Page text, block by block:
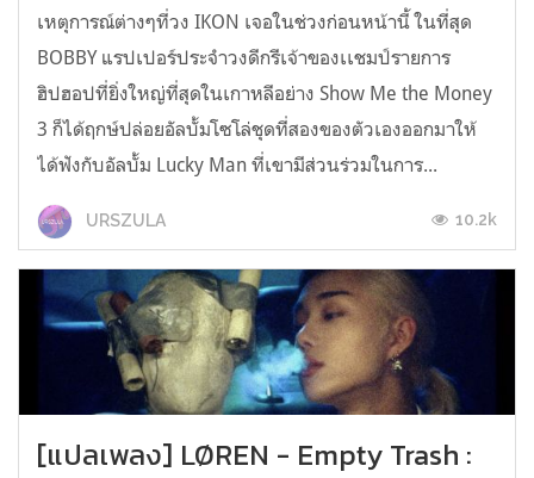
เหตุการณ์ต่างๆที่วง IKON เจอในช่วงก่อนหน้านี้ ในที่สุด
BOBBY แรปเปอร์ประจำวงดีกรีเจ้าของเเชมป์รายการ
ฮิปฮอปที่ยิ่งใหญ่ที่สุดในเกาหลีอย่าง Show Me the Money
3 ก็ได้ฤกษ์ปล่อยอัลบั้มโซโล่ชุดที่สองของตัวเองออกมาให้
ได้ฟังกับอัลบั้ม Lucky Man ที่เขามีส่วนร่วมในการ...
URSZULA 10.2k
[แปลเพลง] LØREN - Empty Trash :